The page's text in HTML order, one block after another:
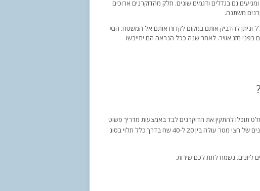
גם בגדלים ודגמים שונים. חלק מהדוקרנים ארוכים
משתנה.
וניתן להדביק אותם במקום לקדוח אותם אל המשטח. הם
מזג אוויר. לאחר שנה ככל הנראה הם יתייבשו
תוכלו להתקין את הדוקרנים לבד באמצעות מדריך פשוט
ביוטיוב. ניתן להדביק את הדוקרנים או לקדוח אותם. משטח דוקרנים של חצי מטר עולה בין 20 ל-40 שח בדרך כלל תלוי בסוג
ליונים. נשמח לתת לכם שירות.